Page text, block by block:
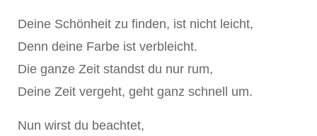
Deine Schönheit zu finden, ist nicht leicht,
Denn deine Farbe ist verbleicht.
Die ganze Zeit standst du nur rum,
Deine Zeit vergeht, geht ganz schnell um.
Nun wirst du beachtet,